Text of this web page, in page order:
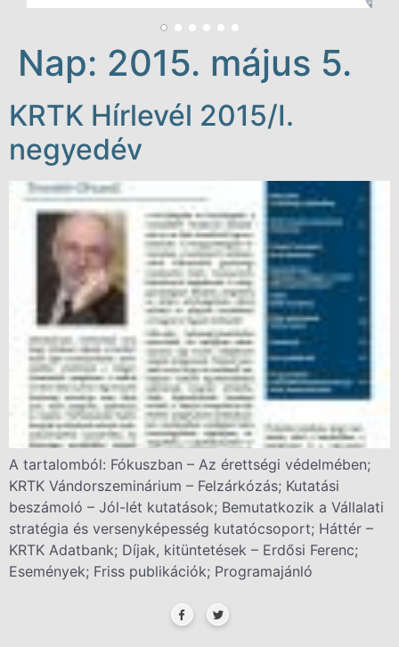
Nap: 2015. május 5.
KRTK Hírlevél 2015/I.
negyedév
A tartalomból: Fókuszban – Az érettségi védelmében;
KRTK Vándorszeminárium – Felzárkózás; Kutatási
beszámoló – Jól-lét kutatások; Bemutatkozik a Vállalati
stratégia és versenyképesség kutatócsoport; Háttér –
KRTK Adatbank; Díjak, kitüntetések – Erdősi Ferenc;
Események; Friss publikációk; Programajánló